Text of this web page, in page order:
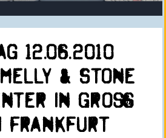
12.06.2010
& Stone
in Groß
Frankfurt